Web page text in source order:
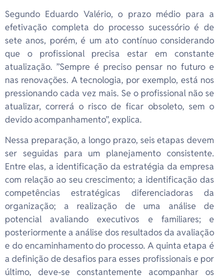
Segundo Eduardo Valério, o prazo médio para a
efetivação completa do processo sucessório é de
sete anos, porém, é um ato contínuo considerando
que o profissional precisa estar em constante
atualização. ”Sempre é preciso pensar no futuro e
nas renovações. A tecnologia, por exemplo, está nos
pressionando cada vez mais. Se o profissional não se
atualizar, correrá o risco de ficar obsoleto, sem o
devido acompanhamento”, explica.
Nessa preparação, a longo prazo, seis etapas devem
ser seguidas para um planejamento consistente.
Entre elas, a identificação da estratégia da empresa
com relação ao seu crescimento; a identificação das
competências estratégicas diferenciadoras da
organização; a realização de uma análise de
potencial avaliando executivos e familiares; e
posteriormente a análise dos resultados da avaliação
e do encaminhamento do processo. A quinta etapa é
a definição de desafios para esses profissionais e por
último, deve-se constantemente acompanhar os